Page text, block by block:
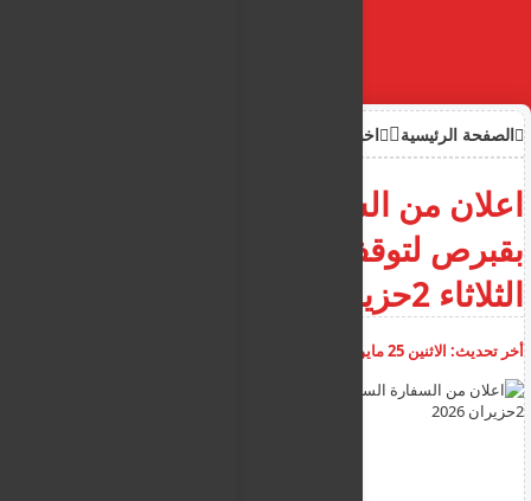
الصفحة الرئيسية اخبار
اعلان من السفارة السورية
بقبرص لتوقف اعمالها حتى
الثلاثاء 2حزيران 2026
أخر تحديث: الاثنين 25 مايو 2026